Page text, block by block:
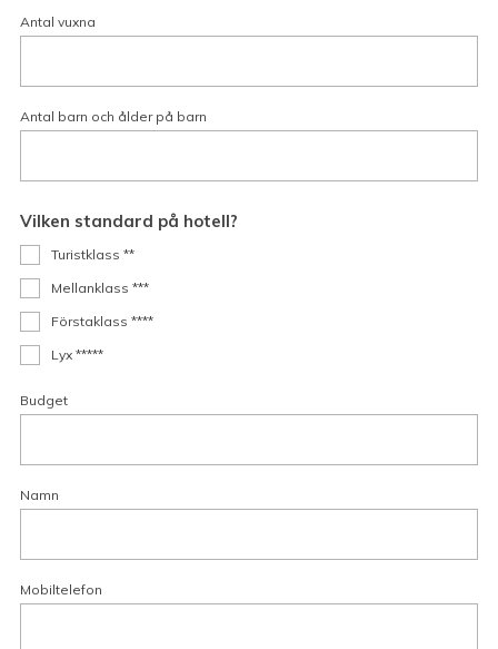
Antal vuxna
Antal barn och ålder på barn
Vilken standard på hotell?
Turistklass **
Mellanklass ***
Förstaklass ****
Lyx *****
Budget
Namn
Mobiltelefon